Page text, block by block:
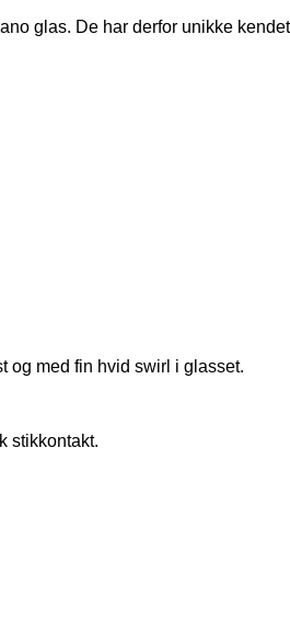
glas. De har derfor unikke
og med fin hvid swirl i glasset.
stikkontakt.